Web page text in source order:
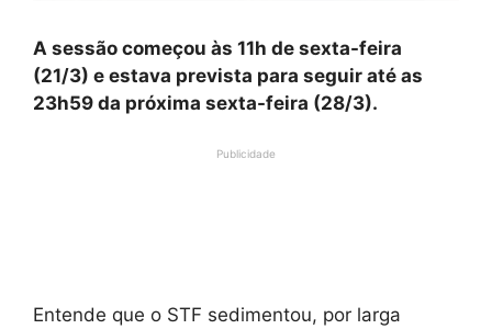
A sessão começou às 11h de sexta-feira
(21/3) e estava prevista para seguir até as
23h59 da próxima sexta-feira (28/3).
Publicidade
Entende que o STF sedimentou, por larga